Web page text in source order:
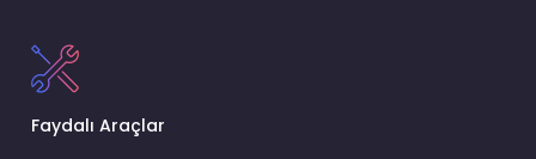
Faydalı Araçlar